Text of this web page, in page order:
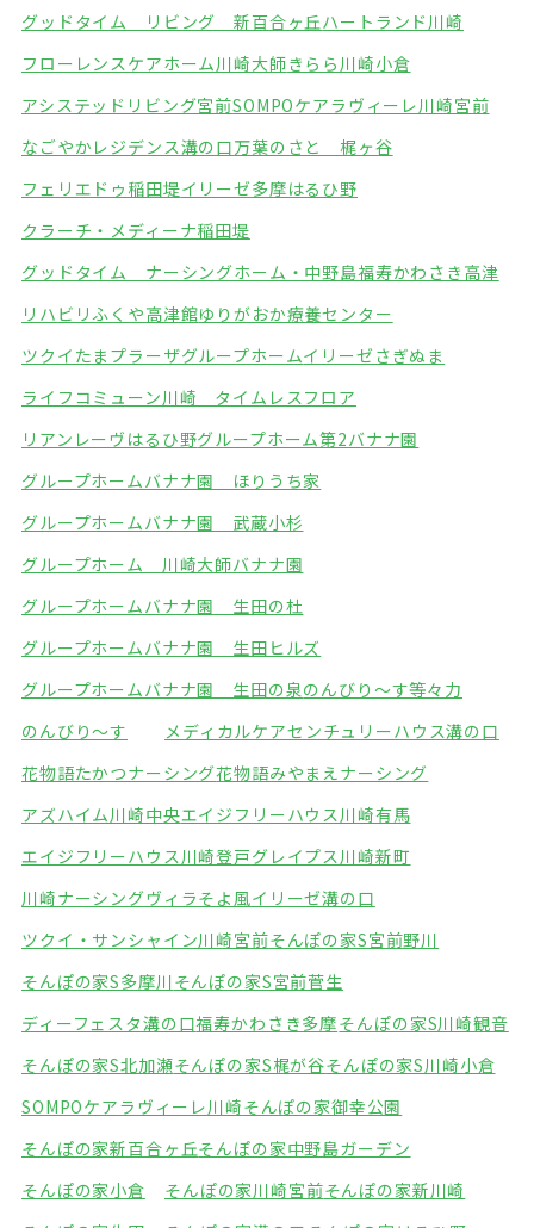
グッドタイム リビング 新百合ヶ丘ハートランド川崎
フローレンスケアホーム川崎大師きらら川崎小倉
アシステッドリビング宮前SOMPOケアラヴィーレ川崎宮前
なごやかレジデンス溝の口万葉のさと 梶ヶ谷
フェリエドゥ稲田堤イリーゼ多摩はるひ野
クラーチ・メディーナ稲田堤
グッドタイム ナーシングホーム・中野島福寿かわさき高津
リハビリふくや高津館ゆりがおか療養センター
ツクイたまプラーザグループホームイリーゼさぎぬま
ライフコミューン川崎 タイムレスフロア
リアンレーヴはるひ野グループホーム第2バナナ園
グループホームバナナ園 ほりうち家
グループホームバナナ園 武蔵小杉
グループホーム 川崎大師バナナ園
グループホームバナナ園 生田の杜
グループホームバナナ園 生田ヒルズ
グループホームバナナ園 生田の泉のんびり～す等々力
のんびり～す
メディカルケアセンチュリーハウス溝の口
花物語たかつナーシング花物語みやまえナーシング
アズハイム川崎中央エイジフリーハウス川崎有馬
エイジフリーハウス川崎登戸グレイプス川崎新町
川崎ナーシングヴィラそよ風イリーゼ溝の口
ツクイ・サンシャイン川崎宮前そんぽの家S宮前野川
そんぽの家S多摩川 そんぽの家S宮前菅生
ディーフェスタ溝の口福寿かわさき多摩そんぽの家S川崎観音
そんぽの家S北加瀬そんぽの家S梶が谷そんぽの家S川崎小倉
SOMPOケアラヴィーレ川崎そんぽの家御幸公園
そんぽの家新百合ヶ丘そんぽの家中野島ガーデン
そんぽの家小倉
そんぽの家川崎宮前そんぽの家新川崎